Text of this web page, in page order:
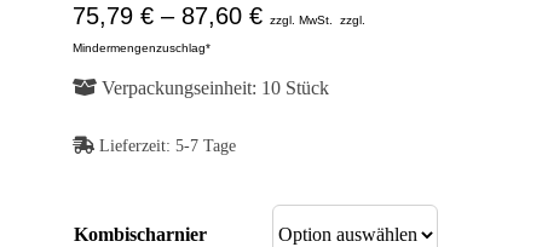
75,79 € – 87,60 € zzgl. MwSt. zzgl.
Mindermengenzuschlag*
Verpackungseinheit: 10 Stück
Lieferzeit: 5-7 Tage
Kombischarnier